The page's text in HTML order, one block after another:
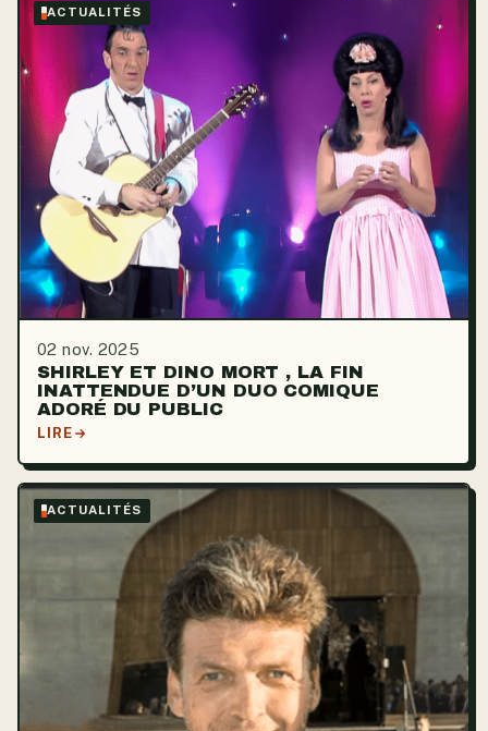
ACTUALITÉS
02 nov. 2025
SHIRLEY ET DINO MORT , LA FIN
INATTENDUE D’UN DUO COMIQUE
ADORÉ DU PUBLIC
LIRE
ACTUALITÉS